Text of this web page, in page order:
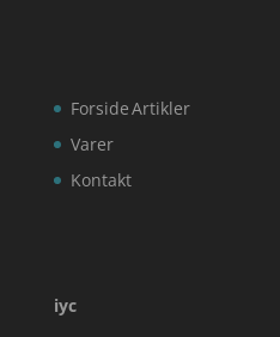
Forside
Varer
Kontakt
Artikler
iyc